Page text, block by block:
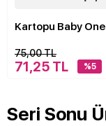
Kartopu Baby
75,00 TL
71,25 TL %5
Seri Sonu